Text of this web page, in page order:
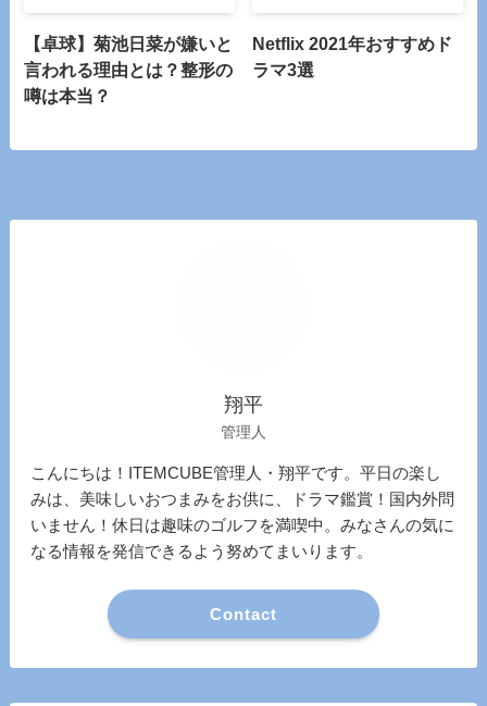
【卓球】菊池日菜が嫌いと
言われる理由とは？整形の
噂は本当？
Netflix 2021年おすすめド
ラマ3選
翔平
管理人
こんにちは！ITEMCUBE管理人・翔平です。平日の楽し
みは、美味しいおつまみをお供に、ドラマ鑑賞！国内外問
いません！休日は趣味のゴルフを満喫中。みなさんの気に
なる情報を発信できるよう努めてまいります。
Contact